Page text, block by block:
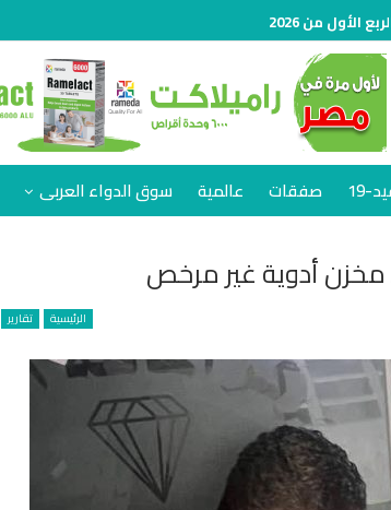
19 صفقات عالمية سوق الدواء العربى
أدوية غير مرخص
الرئيسية تقارير